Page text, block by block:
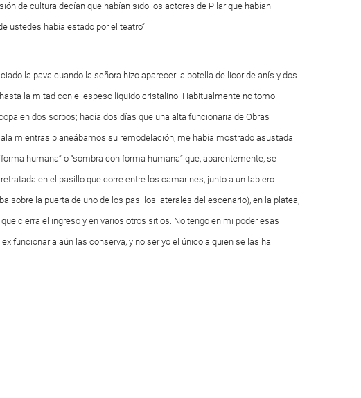
de cultura decían que habían sido los actores de Pilar que habían
ustedes había estado por el teatro”
la pava cuando la señora hizo aparecer la botella de licor de anís y dos
la mitad con el espeso líquido cristalino. Habitualmente no tomo
en dos sorbos; hacía dos días que una alta funcionaria de Obras
mientras planeábamos su remodelación, me había mostrado asustada
humana” o “sombra con forma humana” que, aparentemente, se
en el pasillo que corre entre los camarines, junto a un tablero
sobre la puerta de uno de los pasillos laterales del escenario), en la platea,
cierra el ingreso y en varios otros sitios. No tengo en mi poder esas
funcionaria aún las conserva, y no ser yo el único a quien se las ha